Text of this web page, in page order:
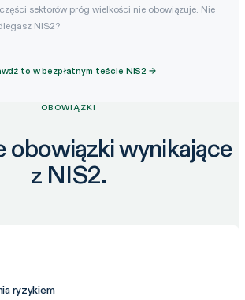
sektorów próg wielkości nie obowiązuje. Nie
NIS2?
to w bezpłatnym teście NIS2 →
OBOWIĄZKI
obowiązki wynikające
z NIS2.
ryzykiem